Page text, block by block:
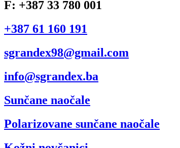
F: +387 33 780 001
+387 61 160 191
sgrandex98@gmail.com
info@sgrandex.ba
Sunčane naočale
Polarizovane sunčane naočale